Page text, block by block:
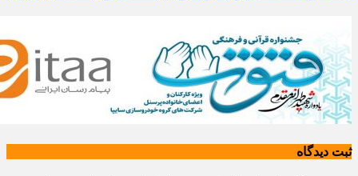
ثبت دیدگاه